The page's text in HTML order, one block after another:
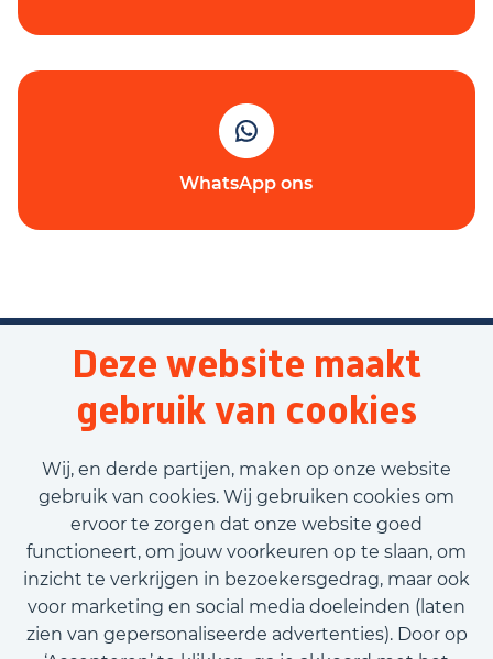
Deze website maakt
gebruik van cookies
Wij, en derde partijen, maken op onze website
gebruik van cookies. Wij gebruiken cookies om
ervoor te zorgen dat onze website goed
functioneert, om jouw voorkeuren op te slaan, om
inzicht te verkrijgen in bezoekersgedrag, maar ook
voor marketing en social media doeleinden (laten
zien van gepersonaliseerde advertenties). Door op
WhatsApp ons